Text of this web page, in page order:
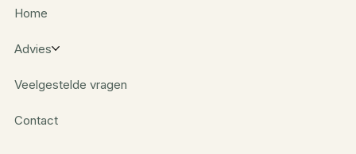
Home
Advies
Veelgestelde vragen
Contact